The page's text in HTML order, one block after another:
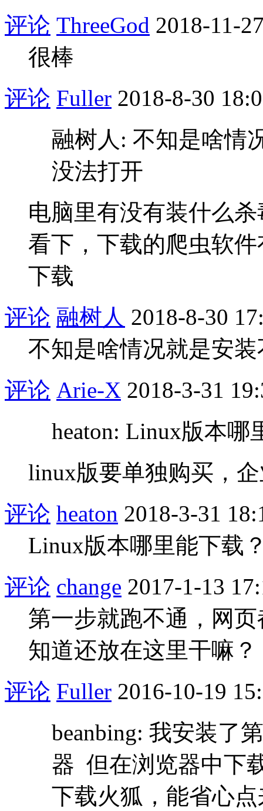
评论 ThreeGod 2018-11-
很棒
评论 Fuller 2018-8-30
融树人: 不知是啥情
没法打开
电脑里有没有装什么
看下，下载的爬虫软
下载
评论 融树人 2018-8-30
不知是啥情况就是安
评论 Arie-X 2018-3-31
heaton: Linux版本哪
linux版要单独购买，
评论 heaton 2018-3-31
Linux版本哪里能下载
评论 change 2017-1-13
第一步就跑不通，网
知道还放在这里干嘛
评论 Fuller 2016-10-19
beanbing: 我安装了
器 但在浏览器中下
下载火狐，能省心